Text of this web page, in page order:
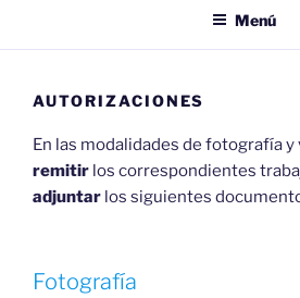
Menú
AUTORIZACIONES
En las modalidades de fotografía y
remitir los correspondientes
adjuntar los siguientes
Fotografía